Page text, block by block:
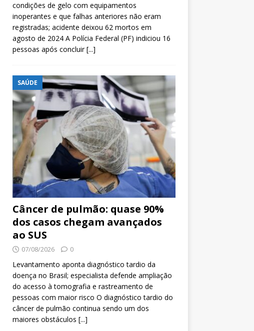
condições de gelo com equipamentos
inoperantes e que falhas anteriores não eram
registradas; acidente deixou 62 mortos em
agosto de 2024 A Polícia Federal (PF) indiciou 16
pessoas após concluir[...]
SAÚDE
Câncer de pulmão: quase 90%
dos casos chegam avançados
ao SUS
07/08/2026 0
Levantamento aponta diagnóstico tardio da
doença no Brasil; especialista defende ampliação
do acesso à tomografia e rastreamento de
pessoas com maior risco O diagnóstico tardio do
câncer de pulmão continua sendo um dos
maiores obstáculos [...]